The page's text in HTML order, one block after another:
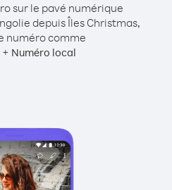
sur le pavé numérique
depuis Îles Christmas,
numéro comme
+ Numéro local